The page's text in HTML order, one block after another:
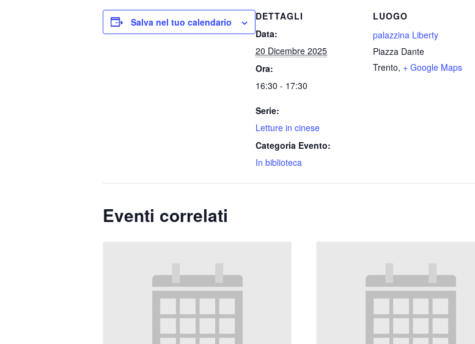
Salva nel tuo calendario
DETTAGLI
Data:
20 Dicembre 2025
Ora:
16:30 - 17:30
Serie:
Letture in cinese
Categoria Evento:
In biblioteca
LUOGO
palazzina Liberty
Piazza Dante
Trento, + Google Maps
Eventi correlati